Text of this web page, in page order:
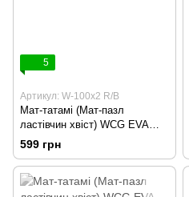
5
Артикул: W-100х2 R/B
Мат-татамі (Мат-пазл
ластівчин хвіст) WCG EVA
100х100х2 cm Червоно-синій
599 грн